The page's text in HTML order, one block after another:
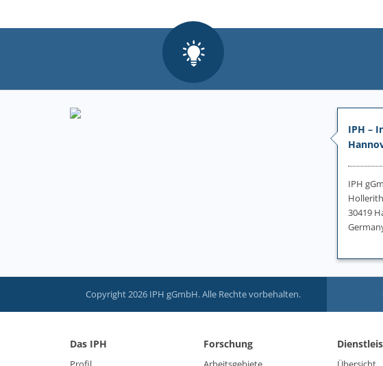
IPH –
IPH
30419
Copyright 2026 IPH gGmbH. Alle Rechte vorbehalten.
Das IPH Forschung